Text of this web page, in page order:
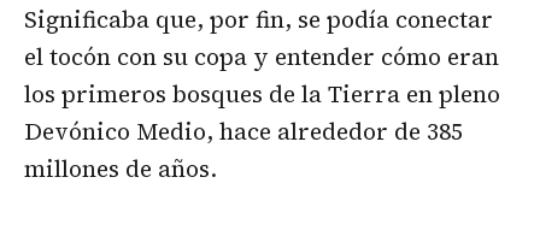
Significaba que, por fin, se podía conectar
el tocón con su copa y entender cómo eran
los primeros bosques de la Tierra en pleno
Devónico Medio, hace alrededor de 385
millones de años.